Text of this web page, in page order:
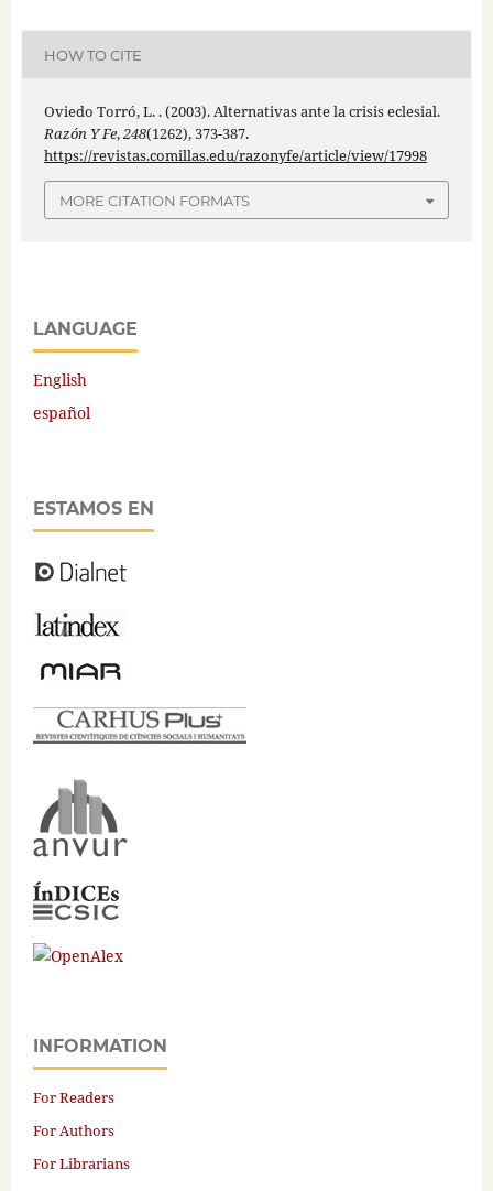
HOW TO CITE
Oviedo Torró, L. . (2003). Alternativas ante la crisis eclesial.
Razón Y Fe,248(1262), 373-387.
https://revistas.comillas.edu/razonyfe/article/view/17998
MORE CITATION FORMATS
LANGUAGE
English
español
ESTAMOS EN
INFORMATION
For Readers
For Authors
For Librarians